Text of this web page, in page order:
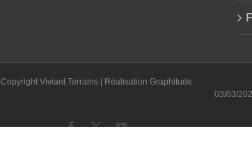
Copyright Viviant Terrains | Réalisation Graphitude
03/03/2022 :
Facebook
X YouTube